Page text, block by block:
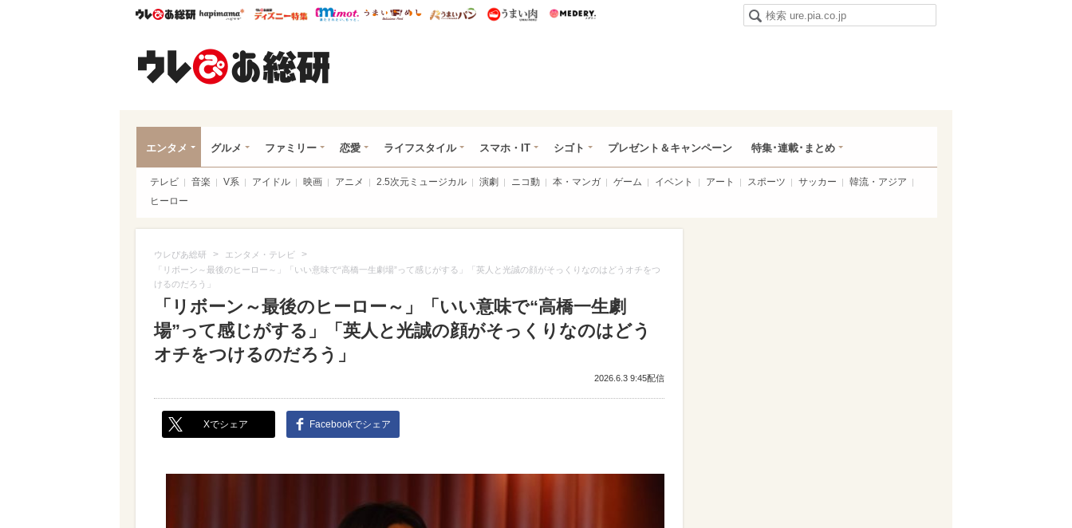
ウレぴあ総研ハピママ* ウレぴあ総研 ディズニー特集
mimot. うまいめし うまいパン うまい肉
エンタメ グルメ ファミリー 恋愛 ライフスタイル スマホ・IT シゴト プレゼント＆キャンペーン 特集･連載･まとめ
テレビ 音楽 V系 アイドル 映画 アニメ 2.5次元ミュージカル 演劇 ニコ動 本・マンガ ゲーム イベント アート スポーツ サッカー
韓流・アジア
ヒーロー
ウレぴあ総研 > エンタメ・テレビ >
「リボーン～最後のヒーロー～」「いい意味で“高橋一生劇場”って感じがする」「英人と光誠の顔がそっくりなのはどうオチをつ
けるのだろう」
「リボーン～最後のヒーロー～」「いい意味で“高橋一生劇
場”って感じがする」「英人と光誠の顔がそっくりなのはどう
オチをつけるのだろう」
2026.6.3 9:45配信
Xでシェア Facebookでシェア